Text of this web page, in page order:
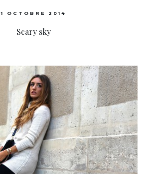
1 OCTOBRE 2014
Scary sky